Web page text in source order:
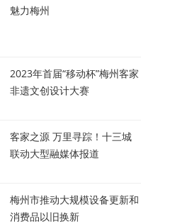
魅力梅州
2023年首届“移动杯”梅州客家
非遗文创设计大赛
客家之源 万里寻踪！十三城
联动大型融媒体报道
梅州市推动大规模设备更新和
消费品以旧换新